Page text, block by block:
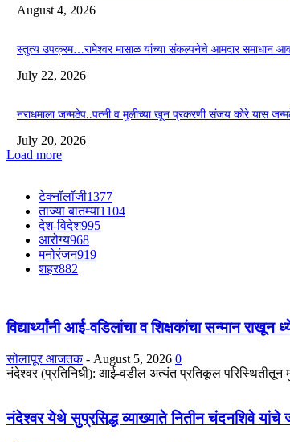
August 4, 2026
स्तुत्य उपक्रम…रामेश्वर मासाळ यांच्या संकल्पनेचे आमदार समाधान
July 22, 2026
नराधमाला जन्मठेप..पत्नी व मुलीच्या खून प्रकरणी संजय कोरे यास
July 20, 2026
Load more
टेक्नॉलॉजी1377
ताज्या बातम्या1104
देश-विदेश995
आरोग्य968
मनोरंजन919
शहर882
विद्यार्थ्यांनी आई-वडिलांचा व शिक्षकांचा सन्मान
सोलापूर आजतक - August 5, 2026 0
नंदेश्वर (प्रतिनिधी): आई-वडील अत्यंत प्रतिकूल परिस्थितीतून
नंदेश्वर येथे सुप्रसिद्ध व्याख्याते नितीन चंदनशिवे यांचे